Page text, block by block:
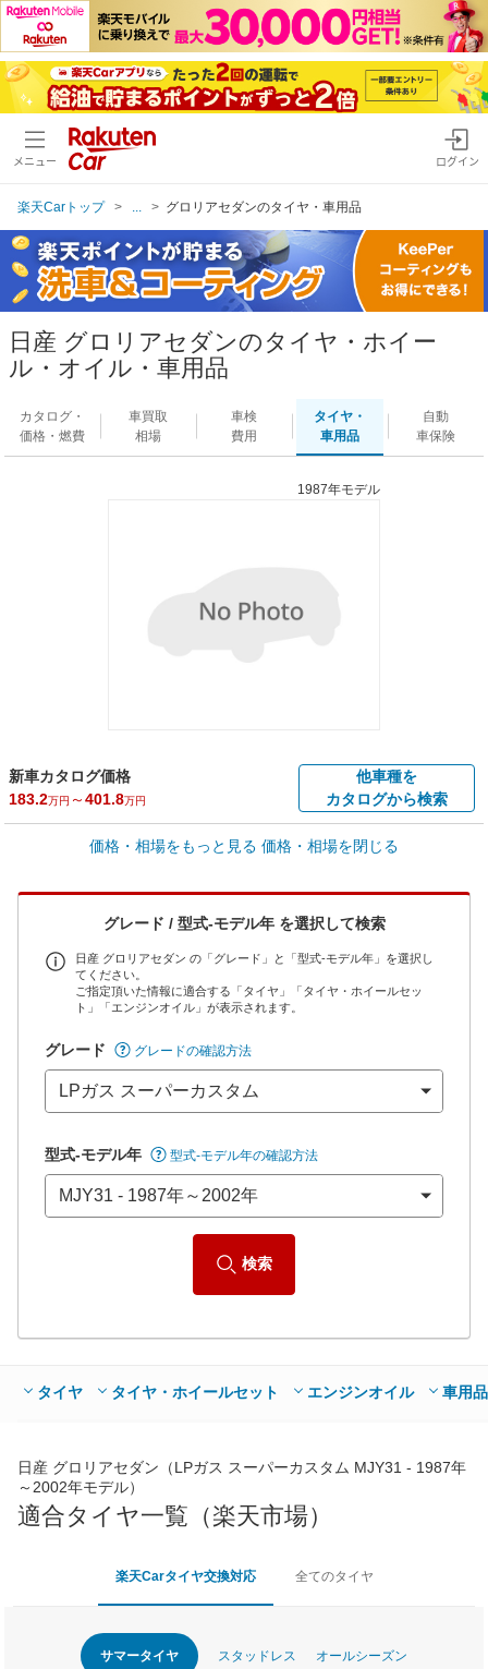
メニュー ログイン
楽天Carトップ グロリアセダンのタイヤ・車用品
日産 グロリアセダンのタイヤ・ホイー
ル・オイル・車用品
カタログ・
価格・燃費
車買取
相場
車検
費用
タイヤ・
車用品
自動
車保険
1987年モデル
新車カタログ価格
183.2万円 ～401.8万円
他車種を
カタログから検索
車買取価格 *
車買取相場
全国平均の車検価格 *
65,050円
楽天Car車検で
店舗を検索
*当該価格は車種別の価格となります。
価格・相場をもっと見る 価格・相場を閉じる
グレード / 型式-モデル年 を選択して検索
日産 グロリアセダン の「グレード」と「型式-モデル年」を選択し
てください。
ご指定頂いた情報に適合する「タイヤ」「タイヤ・ホイールセッ
ト」「エンジンオイル」が表示されます。
グレード グレードの確認方法
型式-モデル年 型式-モデル年の確認方法
検索
タイヤ タイヤ・ホイールセット エンジンオイル 車用品
日産 グロリアセダン（LPガス スーパーカスタム MJY31 - 1987年
～2002年モデル）
適合タイヤ一覧（楽天市場）
楽天Carタイヤ交換対応 全てのタイヤ
サマータイヤ スタッドレス オールシーズン